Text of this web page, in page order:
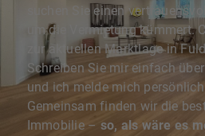
suchen Sie einen
um die Vermietung kümmert.
zur aktuellen Marktlage in
Schreiben Sie mir einfach
und ich melde mich
Gemeinsam finden wir die
Immobilie – so, als wäre es